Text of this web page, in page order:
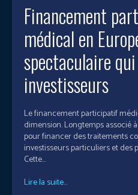
Financement
médical en
spectaculaire
investisseurs
Le financement participatif
dimension. Longtemps associé
pour financer des traitements
investisseurs particuliers et des
Cette...
Lire la suite...